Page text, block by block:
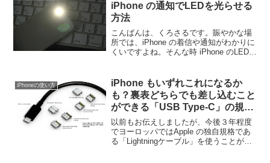
iPhone の通知でLEDを光らせる
方法
こんばんは、くろさるです。賑やかな場
所では、iPhone の着信や通知がわかりに
くいですよね。そんな時 iPhone のLEDが
る方法です。
iPhoneの使い方
iPhone もいずれこれになるか
も？裏表どちらでも差し込むこと
ができる「USB Type-C」の規格
が完成！
以前もお伝えしましたが、今後３年程度
でヨーロッパではApple の独自規格であ
る「Lightningケーブル」を使うことがで